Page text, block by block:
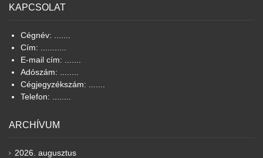
KAPCSOLAT
Cégnév: .......
Cím: ...........
E-mail cím: .......
Adószám: ........
Cégjegyzékszám: .......
Telefon: ........
ARCHÍVUM
2026. augusztus